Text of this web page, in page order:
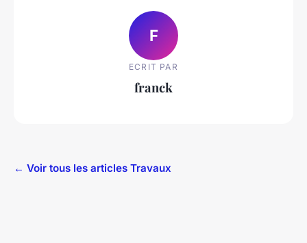
F
ECRIT PAR
franck
← Voir tous les articles Travaux